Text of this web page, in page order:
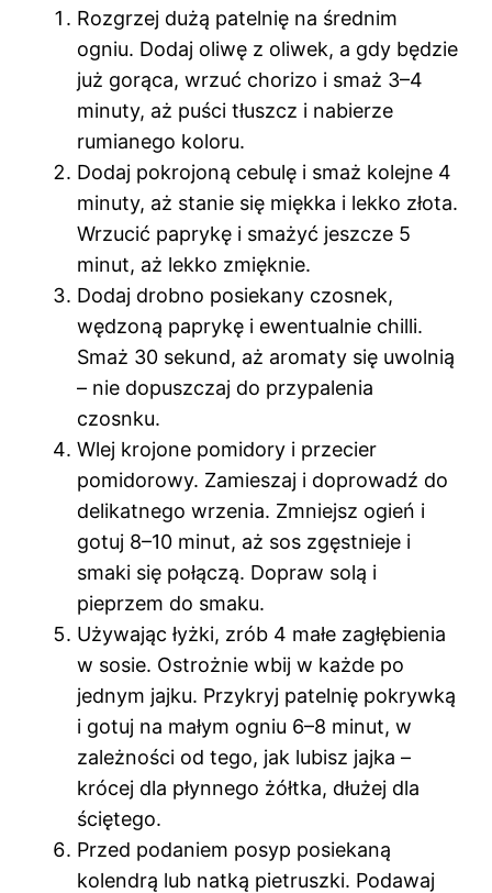
Rozgrzej dużą patelnię na średnim
ogniu. Dodaj oliwę z oliwek, a gdy będzie
już gorąca, wrzuć chorizo i smaż 3–4
minuty, aż puści tłuszcz i nabierze
rumianego koloru.
Dodaj pokrojoną cebulę i smaż kolejne 4
minuty, aż stanie się miękka i lekko złota.
Wrzucić paprykę i smażyć jeszcze 5
minut, aż lekko zmięknie.
Dodaj drobno posiekany czosnek,
wędzoną paprykę i ewentualnie chilli.
Smaż 30 sekund, aż aromaty się uwolnią
– nie dopuszczaj do przypalenia
czosnku.
Wlej krojone pomidory i przecier
pomidorowy. Zamieszaj i doprowadź do
delikatnego wrzenia. Zmniejsz ogień i
gotuj 8–10 minut, aż sos zgęstnieje i
smaki się połączą. Dopraw solą i
pieprzem do smaku.
Używając łyżki, zrób 4 małe zagłębienia
w sosie. Ostrożnie wbij w każde po
jednym jajku. Przykryj patelnię pokrywką
i gotuj na małym ogniu 6–8 minut, w
zależności od tego, jak lubisz jajka –
krócej dla płynnego żółtka, dłużej dla
ściętego.
Przed podaniem posyp posiekaną
kolendrą lub natką pietruszki. Podawaj